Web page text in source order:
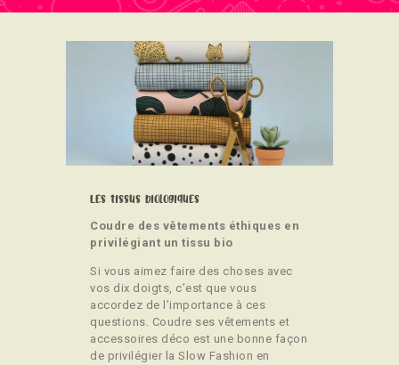
ÉVÈNEMENTS
INFOS ÉVÈNEMENTS
NEWSLETTERS
TUTORIELS
NOUS SOUTENONS
CONTACT
Les tissus biologiques
Coudre des vêtements éthiques en
privilégiant un tissu bio
Si vous aimez faire des choses avec
vos dix doigts, c’est que vous
accordez de l’importance à ces
questions. Coudre ses vêtements et
accessoires déco est une bonne façon
de privilégier la Slow Fashion en